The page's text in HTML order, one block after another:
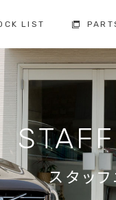
フィロソフィー
お車の保証
修理・点検・メンテナンス
ボルボ故障事例集
LIST
コクスン土浦
029-846-0727
検のお問い合わせ
スタッ